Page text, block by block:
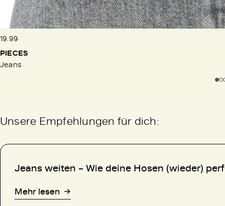
19.99
PIECES
Jeans
Unsere Empfehlungen für dich:
Jeans weiten – Wie deine Hosen (wieder)
Mehr lesen